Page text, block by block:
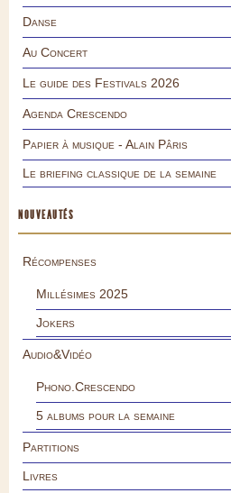
Danse
Au Concert
Le guide des Festivals 2026
Agenda Crescendo
Papier à musique - Alain Pâris
Le briefing classique de la semaine
NOUVEAUTÉS
Récompenses
Millésimes 2025
Jokers
Audio&Vidéo
Phono.Crescendo
5 albums pour la semaine
Partitions
Livres